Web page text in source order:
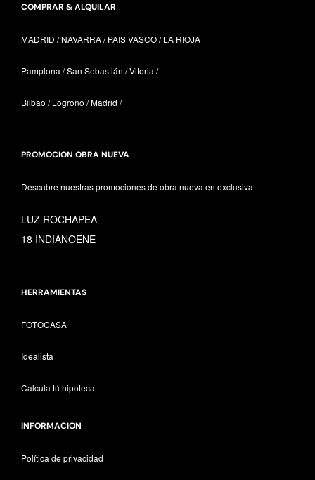
COMPRAR & ALQUILAR
MADRID / NAVARRA /PAIS VASCO /LA RIOJA
Pamplona / San Sebastián / Vitoria /
Bilbao / Logroño / Madrid /
PROMOCION OBRA NUEVA
Descubre nuestras promociones de obra nueva en exclusiva
LUZ ROCHAPEA
18 INDIANOENE
HERRAMIENTAS
FOTOCASA
Idealista
Calcula tú hipoteca
INFORMACION
Política de privacidad